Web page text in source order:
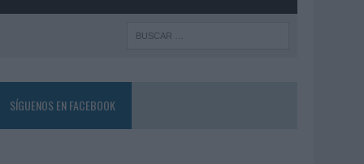
SÍGUENOS EN FACEBOOK